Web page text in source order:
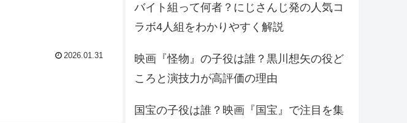
2026.01.31
バイト組って何者？にじさんじ発の人気コ
ラボ4人組をわかりやすく解説
映画『怪物』の子役は誰？黒川想矢の役ど
ころと演技力が高評価の理由
国宝の子役は誰？映画『国宝』で注目を集